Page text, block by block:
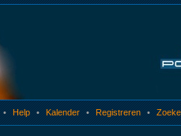
• Help • Kalender • Registreren •